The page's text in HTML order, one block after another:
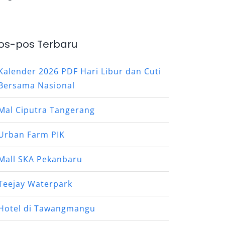
pos Terbaru
2026 PDF Hari Libur dan Cuti
Nasional
Ciputra Tangerang
Farm PIK
SKA Pekanbaru
Waterpark
di Tawangmangu